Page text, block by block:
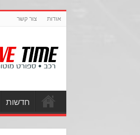
אודות צור קשר
חדשות